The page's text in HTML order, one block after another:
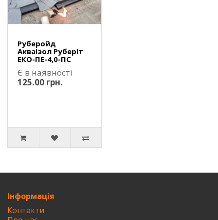
Руберойд
Акваізол Руберіт
ЕКО-ПЕ-4,0-ПС
Є в наявності
125.00 грн.
Інформація
Контакти